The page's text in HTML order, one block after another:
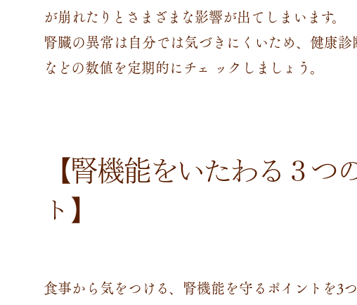
が崩れたりとさまざまな影響が出てしまいます。
腎臓の異常は自分では気づきにくいため、健康
などの数値を定期的にチェ ックしましょう。
【腎機能をいたわる３つ
ト】
食事から気をつける、腎機能を守るポイントを3つ